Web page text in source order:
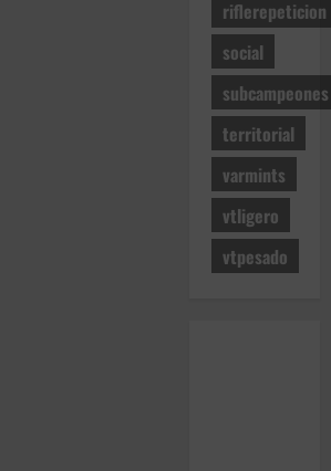
riflerepeticion
social
subcampeones
territorial
varmints
vtligero
vtpesado